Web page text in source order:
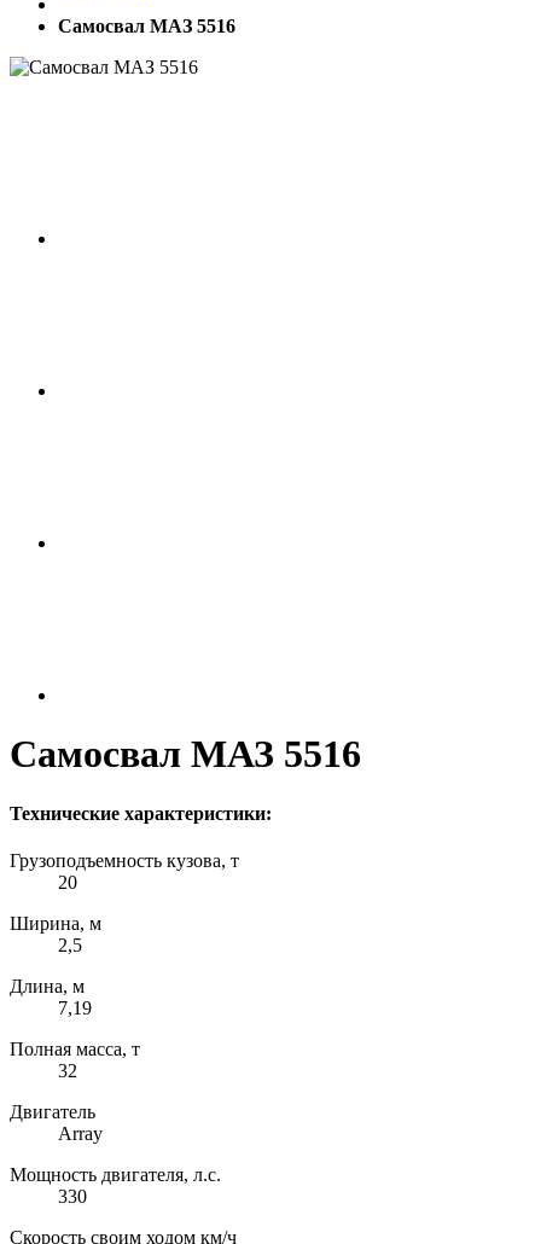
Самосвал МАЗ 5516
Самосвал МАЗ 5516
Технические характеристики:
Грузоподъемность кузова, т
20
Ширина, м
2,5
Длина, м
7,19
Полная масса, т
32
Двигатель
Array
Мощность двигателя, л.с.
330
Скорость своим ходом км/ч